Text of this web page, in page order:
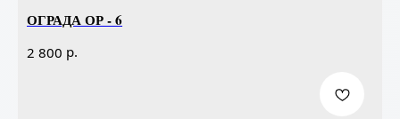
ОГРАДА ОР - 6
2 800 р.